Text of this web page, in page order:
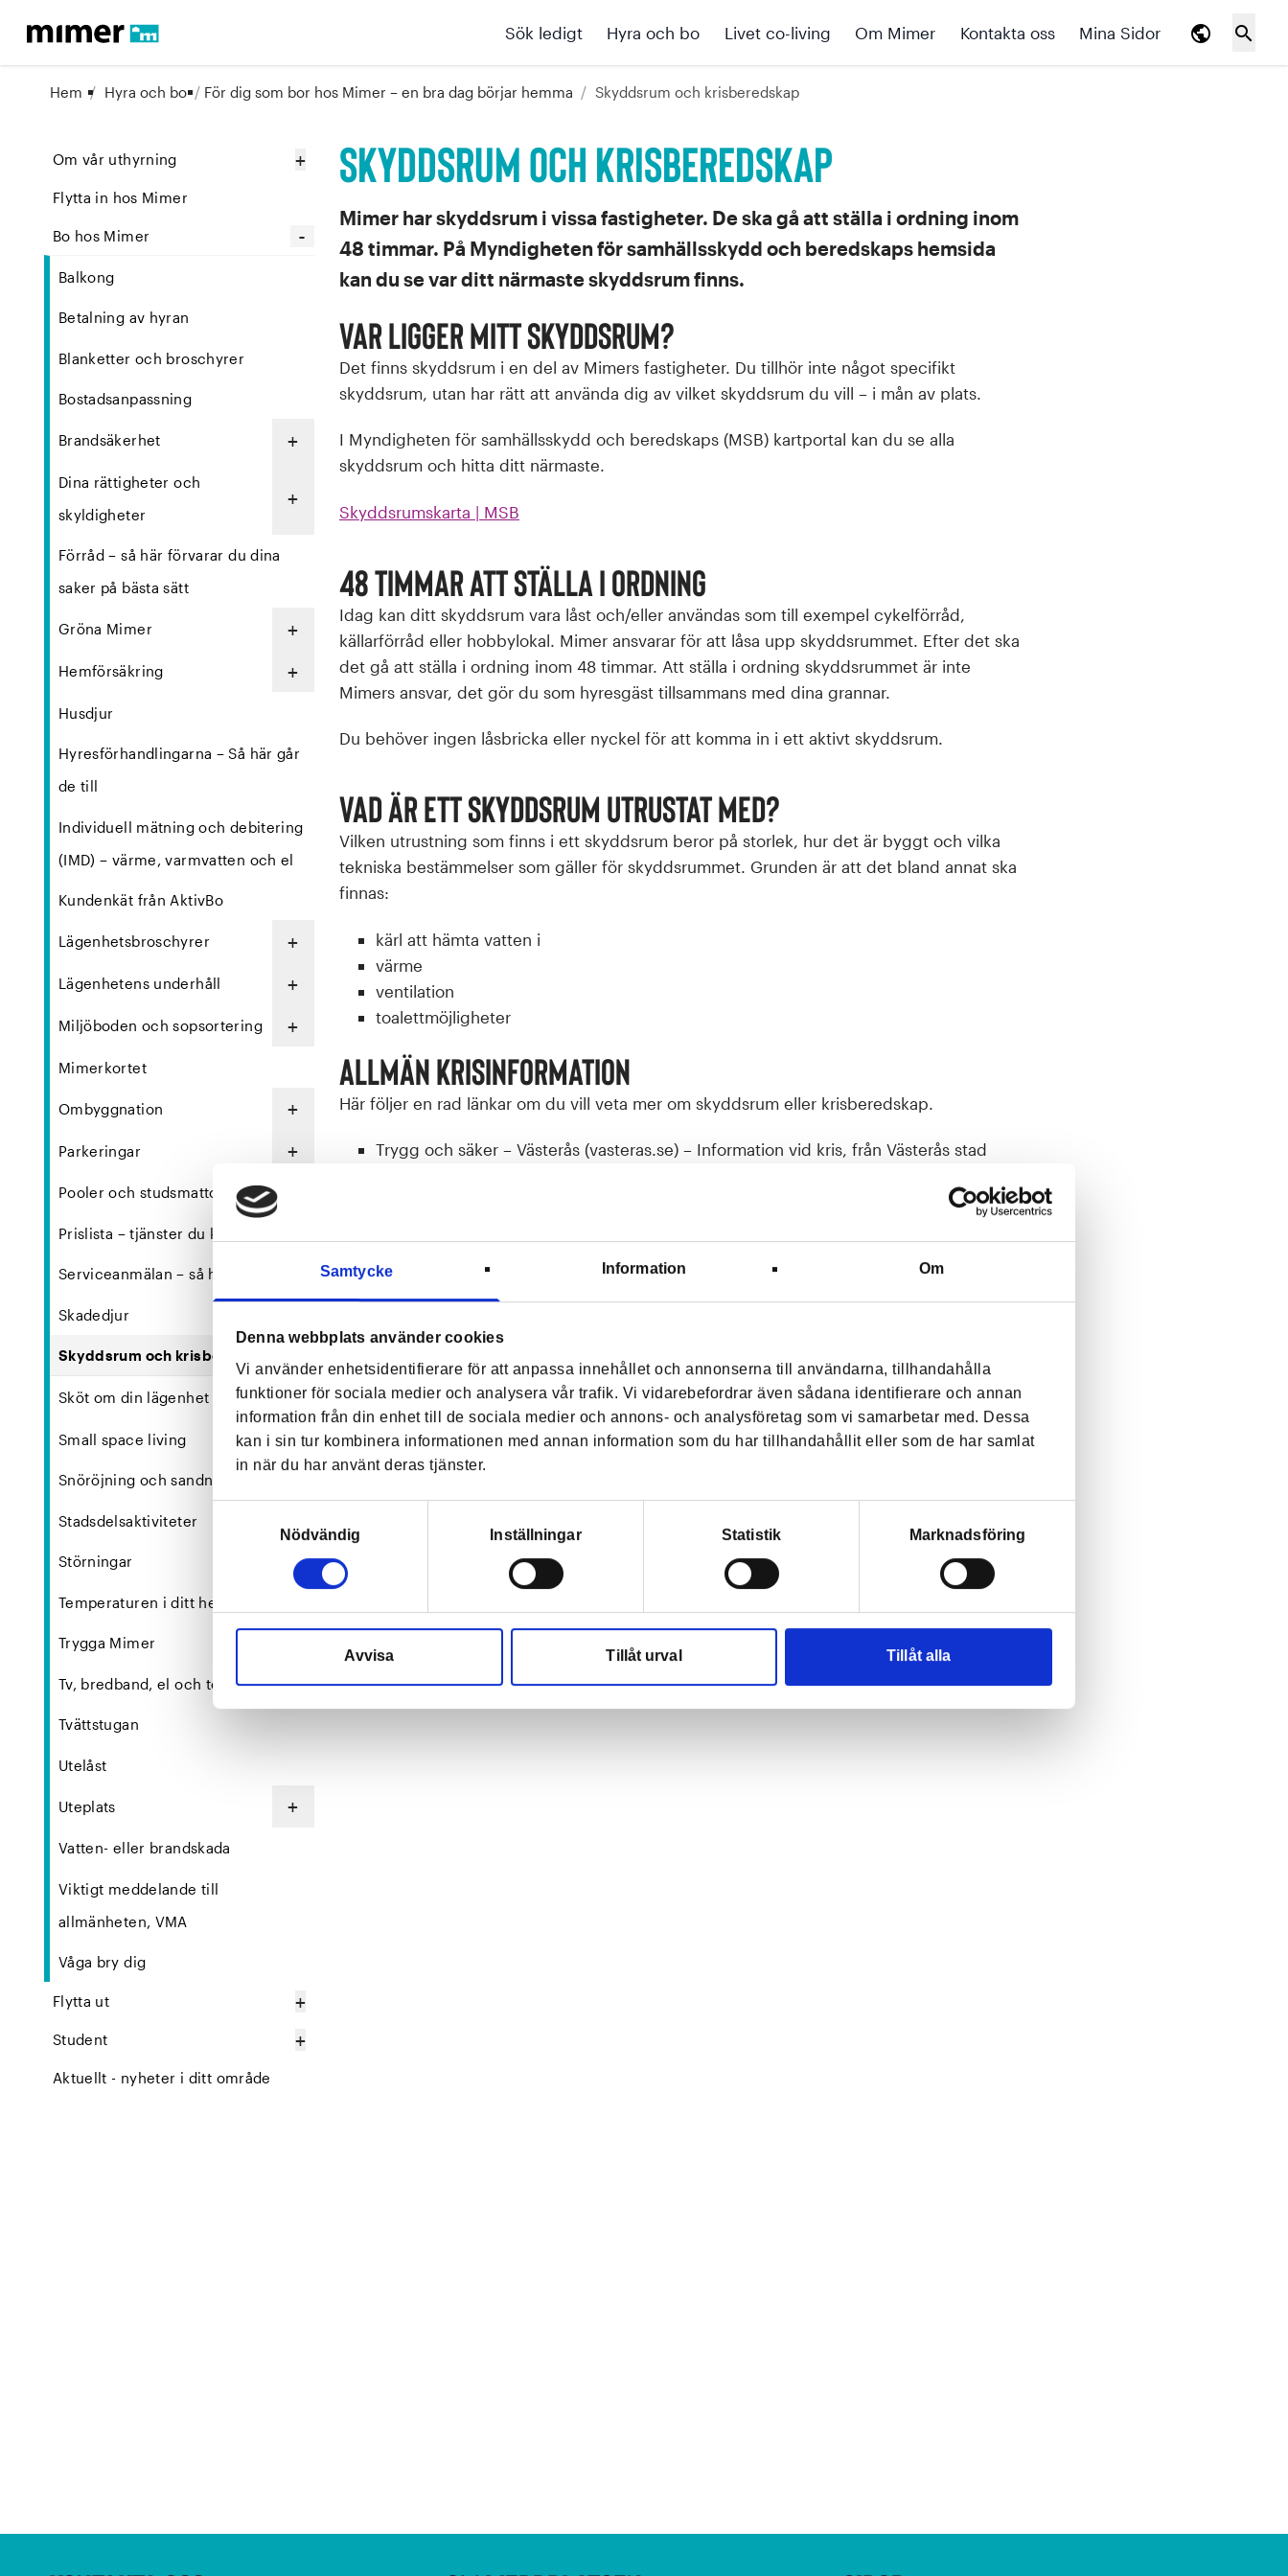
Samtycke Information Om
Denna webbplats använder cookies
Vi använder enhetsidentifierare för att anpassa innehållet och annonserna till användarna, tillhandahålla
funktioner för sociala medier och analysera vår trafik. Vi vidarebefordrar även sådana identifierare och annan
information från din enhet till de sociala medier och annons- och analysföretag som vi samarbetar med. Dessa
kan i sin tur kombinera informationen med annan information som du har tillhandahållit eller som de har samlat
in när du har använt deras tjänster.
Nödvändig
Inställningar Statistik Marknadsföring
Avvisa Tillåt urval Tillåt alla
Sök ledigt Hyra och bo Livet co-living Om Mimer Kontakta oss Mina Sidor public search
Skyddsrum och krisberedskap
Hem / Hyra och bo / För dig som bor hos Mimer – en bra dag börjar hemma / Skyddsrum och krisberedskap
Om vår uthyrning +
Flytta in hos Mimer
Bo hos Mimer -
Balkong
Betalning av hyran
Blanketter och broschyrer
Bostadsanpassning
Brandsäkerhet +
Dina rättigheter och
skyldigheter
+
Förråd – så här förvarar du dina
saker på bästa sätt
Gröna Mimer +
Hemförsäkring +
Husdjur
Hyresförhandlingarna – Så här går
de till
Individuell mätning och debitering
(IMD) – värme, varmvatten och el
Kundenkät från AktivBo
Lägenhetsbroschyrer +
Lägenhetens underhåll +
Miljöboden och sopsortering +
Mimerkortet
Ombyggnation +
Parkeringar +
Pooler och studsmattor
Prislista – tjänster du kan beställa
Serviceanmälan – så här gör du
Skadedjur
Skyddsrum och krisberedskap
Sköt om din lägenhet +
Small space living
Snöröjning och sandning
Stadsdelsaktiviteter
Störningar
Temperaturen i ditt hem
Trygga Mimer
Tv, bredband, el och telefoni
Tvättstugan
Utelåst
Uteplats +
Vatten- eller brandskada
Viktigt meddelande till
allmänheten, VMA
Våga bry dig
Flytta ut +
Student +
Aktuellt - nyheter i ditt område
Mimer har skyddsrum i vissa fastigheter. De ska gå att ställa i ordning inom
48 timmar. På Myndigheten för samhällsskydd och beredskaps hemsida
kan du se var ditt närmaste skyddsrum finns.
Var ligger mitt Skyddsrum?
Det finns skyddsrum i en del av Mimers fastigheter. Du tillhör inte något specifikt
skyddsrum, utan har rätt att använda dig av vilket skyddsrum du vill – i mån av plats.
I Myndigheten för samhällsskydd och beredskaps (MSB) kartportal kan du se alla
skyddsrum och hitta ditt närmaste.
Skyddsrumskarta | MSB
48 timmar att ställa i ordning
Idag kan ditt skyddsrum vara låst och/eller användas som till exempel cykelförråd,
källarförråd eller hobbylokal. Mimer ansvarar för att låsa upp skyddsrummet. Efter det ska
det gå att ställa i ordning inom 48 timmar. Att ställa i ordning skyddsrummet är inte
Mimers ansvar, det gör du som hyresgäst tillsammans med dina grannar.
Du behöver ingen låsbricka eller nyckel för att komma in i ett aktivt skyddsrum.
Vad är ett skyddsrum utrustat med?
Vilken utrustning som finns i ett skyddsrum beror på storlek, hur det är byggt och vilka
tekniska bestämmelser som gäller för skyddsrummet. Grunden är att det bland annat ska
finnas:
kärl att hämta vatten i
värme
ventilation
toalettmöjligheter
Allmän krisinformation
Här följer en rad länkar om du vill veta mer om skyddsrum eller krisberedskap.
Trygg och säker – Västerås (vasteras.se) – Information vid kris, från Västerås stad
Krisinformation.se – Information från svenska myndigheter, länsstyrelser och
Frågor och svar om skyddsrum | MSB
Senast uppdaterad: 11 juli 2025 kl. 11:20